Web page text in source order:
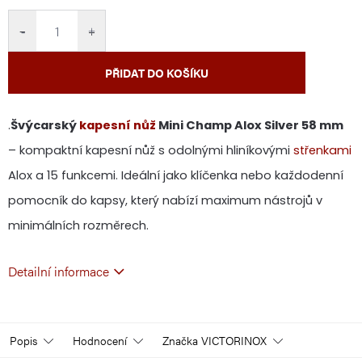
+
−
PŘIDAT DO KOŠÍKU
.Švýcarský kapesní nůž Mini Champ Alox Silver 58 mm
– kompaktní kapesní nůž s odolnými hliníkovými střenkami
Alox a 15 funkcemi. Ideální jako klíčenka nebo každodenní
pomocník do kapsy, který nabízí maximum nástrojů v
minimálních rozměrech.
Detailní informace
Popis Hodnocení Značka VICTORINOX